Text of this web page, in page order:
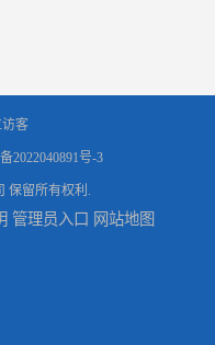
客
2022040891号-3
保留所有权利.
管理员入口 网站地图